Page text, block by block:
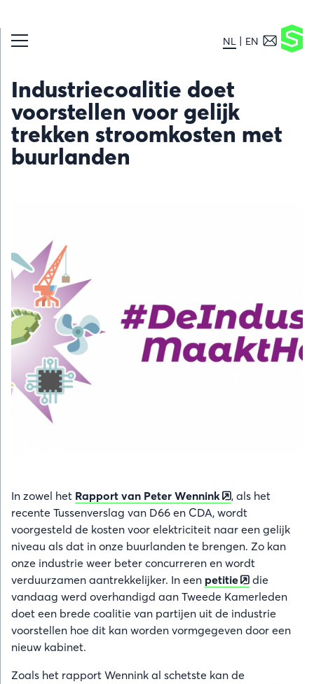
NL EN
Industriecoalitie doet
voorstellen voor gelijk
trekken stroomkosten met
buurlanden
In zowel het Rapport van Peter Wennink
, als het
recente Tussenverslag van D66 en CDA, wordt
voorgesteld de kosten voor elektriciteit naar een gelijk
niveau als dat in onze buurlanden te brengen. Zo kan
onze industrie weer beter concurreren en wordt
verduurzamen aantrekkelijker. In een petitie
die
vandaag werd overhandigd aan Tweede Kamerleden
doet een brede coalitie van partijen uit de industrie
voorstellen hoe dit kan worden vormgegeven door een
nieuw kabinet.
Zoals het rapport Wennink al schetste kan de